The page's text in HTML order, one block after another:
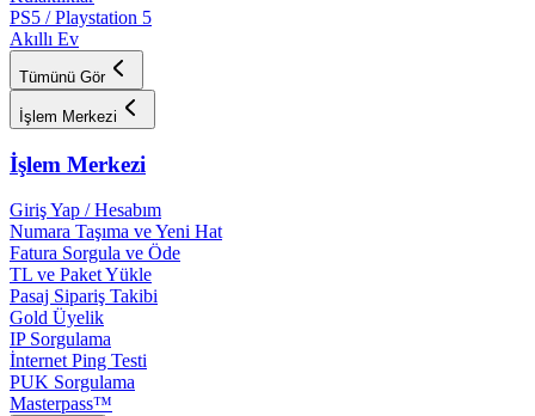
PS5 / Playstation 5
Akıllı Ev
Tümünü Gör
İşlem Merkezi
İşlem Merkezi
Giriş Yap / Hesabım
Numara Taşıma ve Yeni Hat
Fatura Sorgula ve Öde
TL ve Paket Yükle
Pasaj Sipariş Takibi
Gold Üyelik
IP Sorgulama
İnternet Ping Testi
PUK Sorgulama
Masterpass™